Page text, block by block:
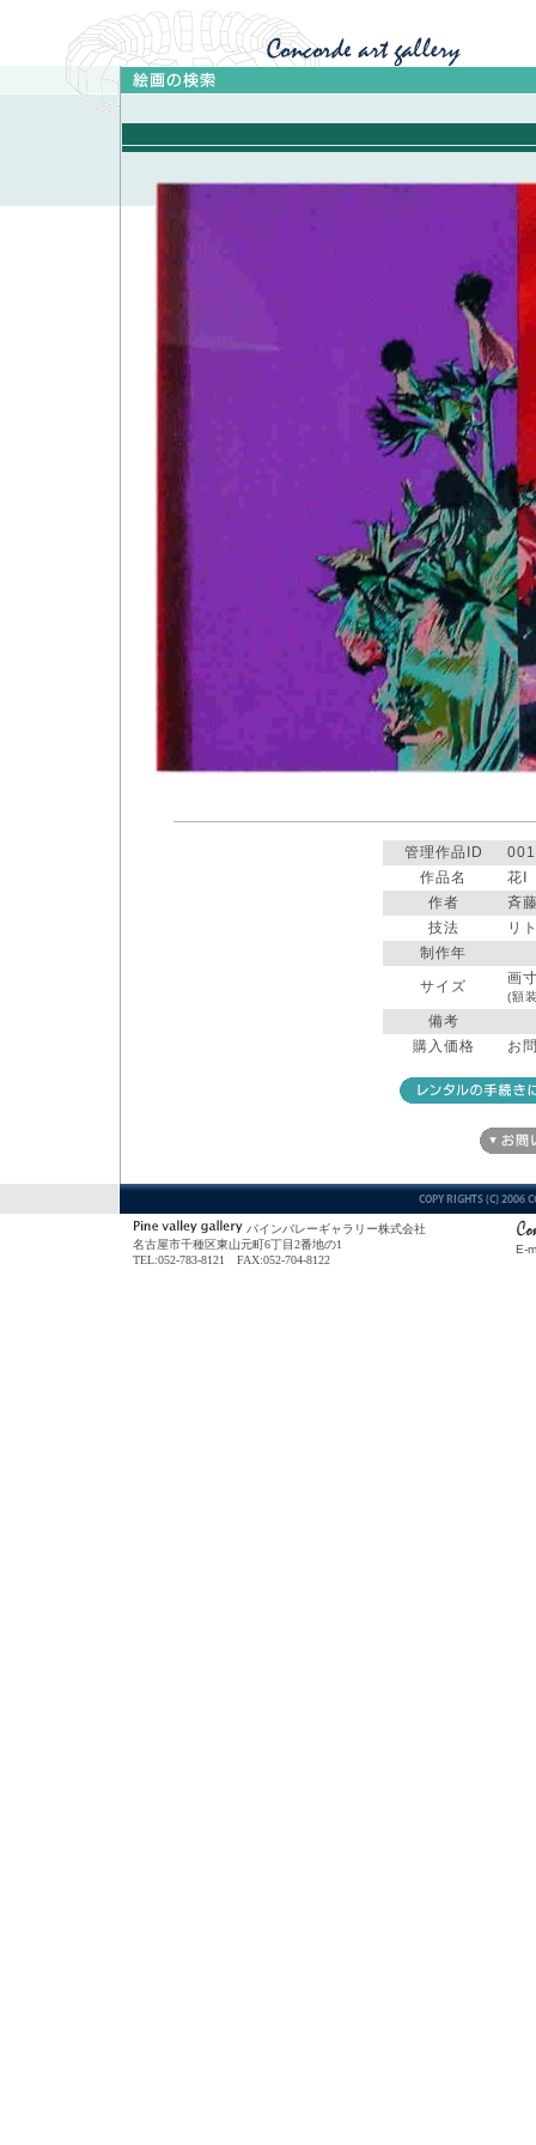
管理作品ID
作品名
花Ⅰ
作者
斉
技法
リ
制作年
サイズ
画
(額
備考
購入価格
お
パインバレーギャラリー株式会社
名古屋市千種区東山元町6丁目2番地の1
TEL:052-783-8121 FAX:052-704-8122
E-